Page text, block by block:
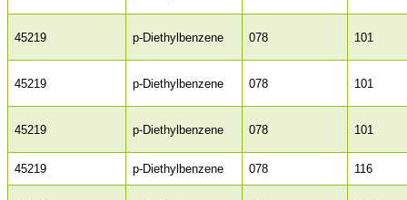
45219 p-Diethylbenzene 078 101
45219 p-Diethylbenzene 078 101
45219 p-Diethylbenzene 078 101
45219 p-Diethylbenzene 078 116